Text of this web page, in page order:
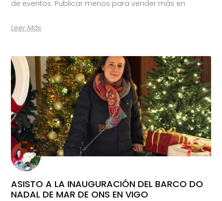
de eventos: Publicar menos para vender más en
Leer Más
ASISTO A LA INAUGURACIÓN DEL BARCO DO
NADAL DE MAR DE ONS EN VIGO